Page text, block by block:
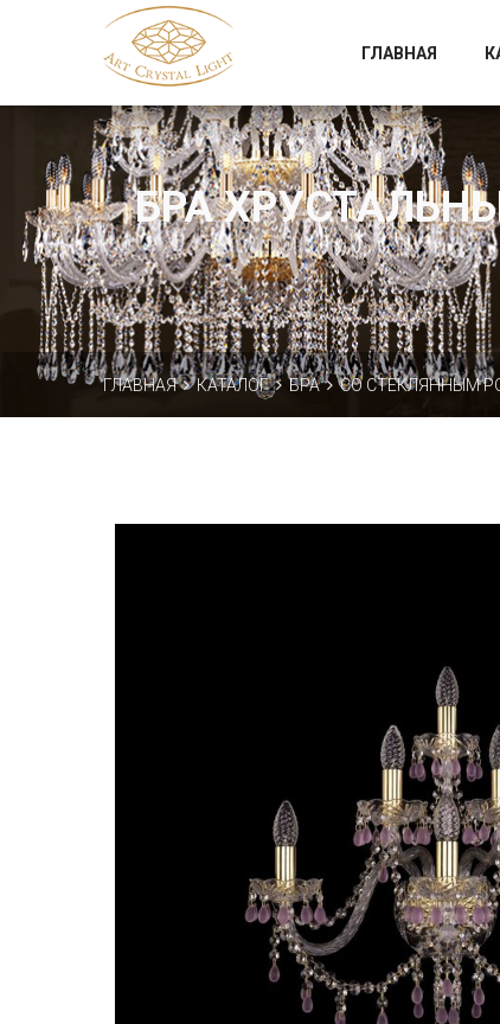
Официальный магазин фабрики Art Crystal Light
ГЛАВНАЯ
БРА
ГЛАВНАЯ КАТАЛОГ БРА СО СТЕКЛЯННЫМ